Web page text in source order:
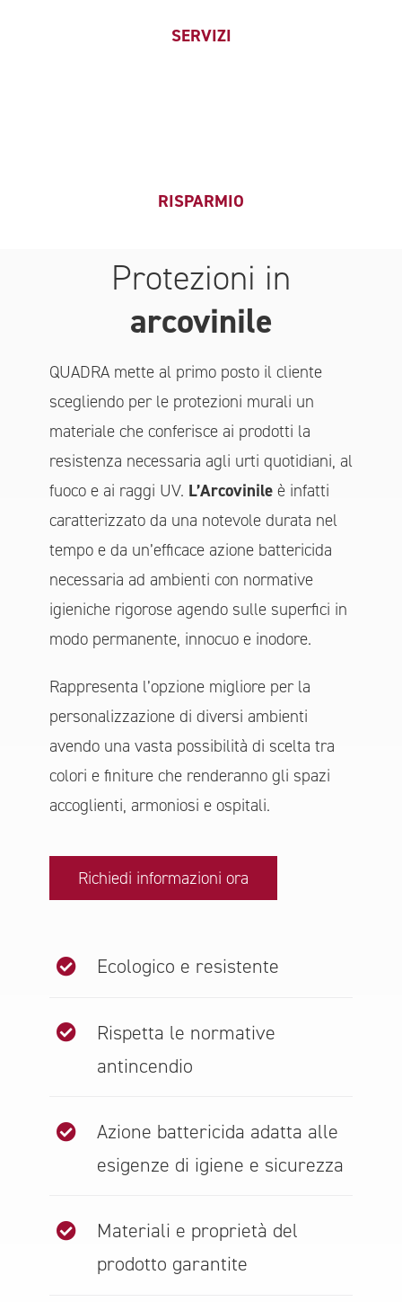
SERVIZI
RISPARMIO
Protezioni in
arcovinile
QUADRA mette al primo posto il cliente
scegliendo per le protezioni murali un
materiale che conferisce ai prodotti la
resistenza necessaria agli urti quotidiani, al
fuoco e ai raggi UV. L’Arcovinileè infatti
caratterizzato da una notevole durata nel
tempo e da un’efficace azione battericida
necessaria ad ambienti con normative
igieniche rigorose agendo sulle superfici in
modo permanente, innocuo e inodore.
Rappresenta l’opzione migliore per la
personalizzazione di diversi ambienti
avendo una vasta possibilità di scelta tra
colori e finiture che renderanno gli spazi
accoglienti, armoniosi e ospitali.
Richiedi informazioni ora
Ecologico e resistente
Rispetta le normative
antincendio
Azione battericida adatta alle
esigenze di igiene e sicurezza
Materiali e proprietà del
prodotto garantite